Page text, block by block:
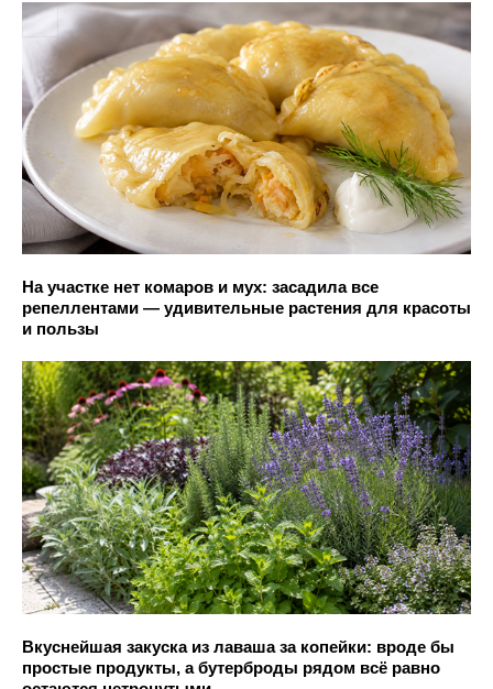
На участке нет комаров и мух: засадила все
репеллентами — удивительные растения для красоты
и пользы
Вкуснейшая закуска из лаваша за копейки: вроде бы
простые продукты, а бутерброды рядом всё равно